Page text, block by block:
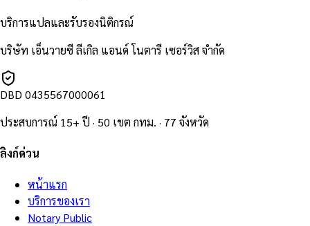
บริการแปลและรับรองนิติกรณ์
บริษัท เอ็นวายซี ลีเกิล แอนด์ โนตารี เซอร์วิส จำกัด
DBD 0435567000061
ประสบการณ์ 15+ ปี · 50 เขต กทม. · 77 จังหวัด
ลิงก์ด่วน
หน้าแรก
บริการของเรา
Notary Public